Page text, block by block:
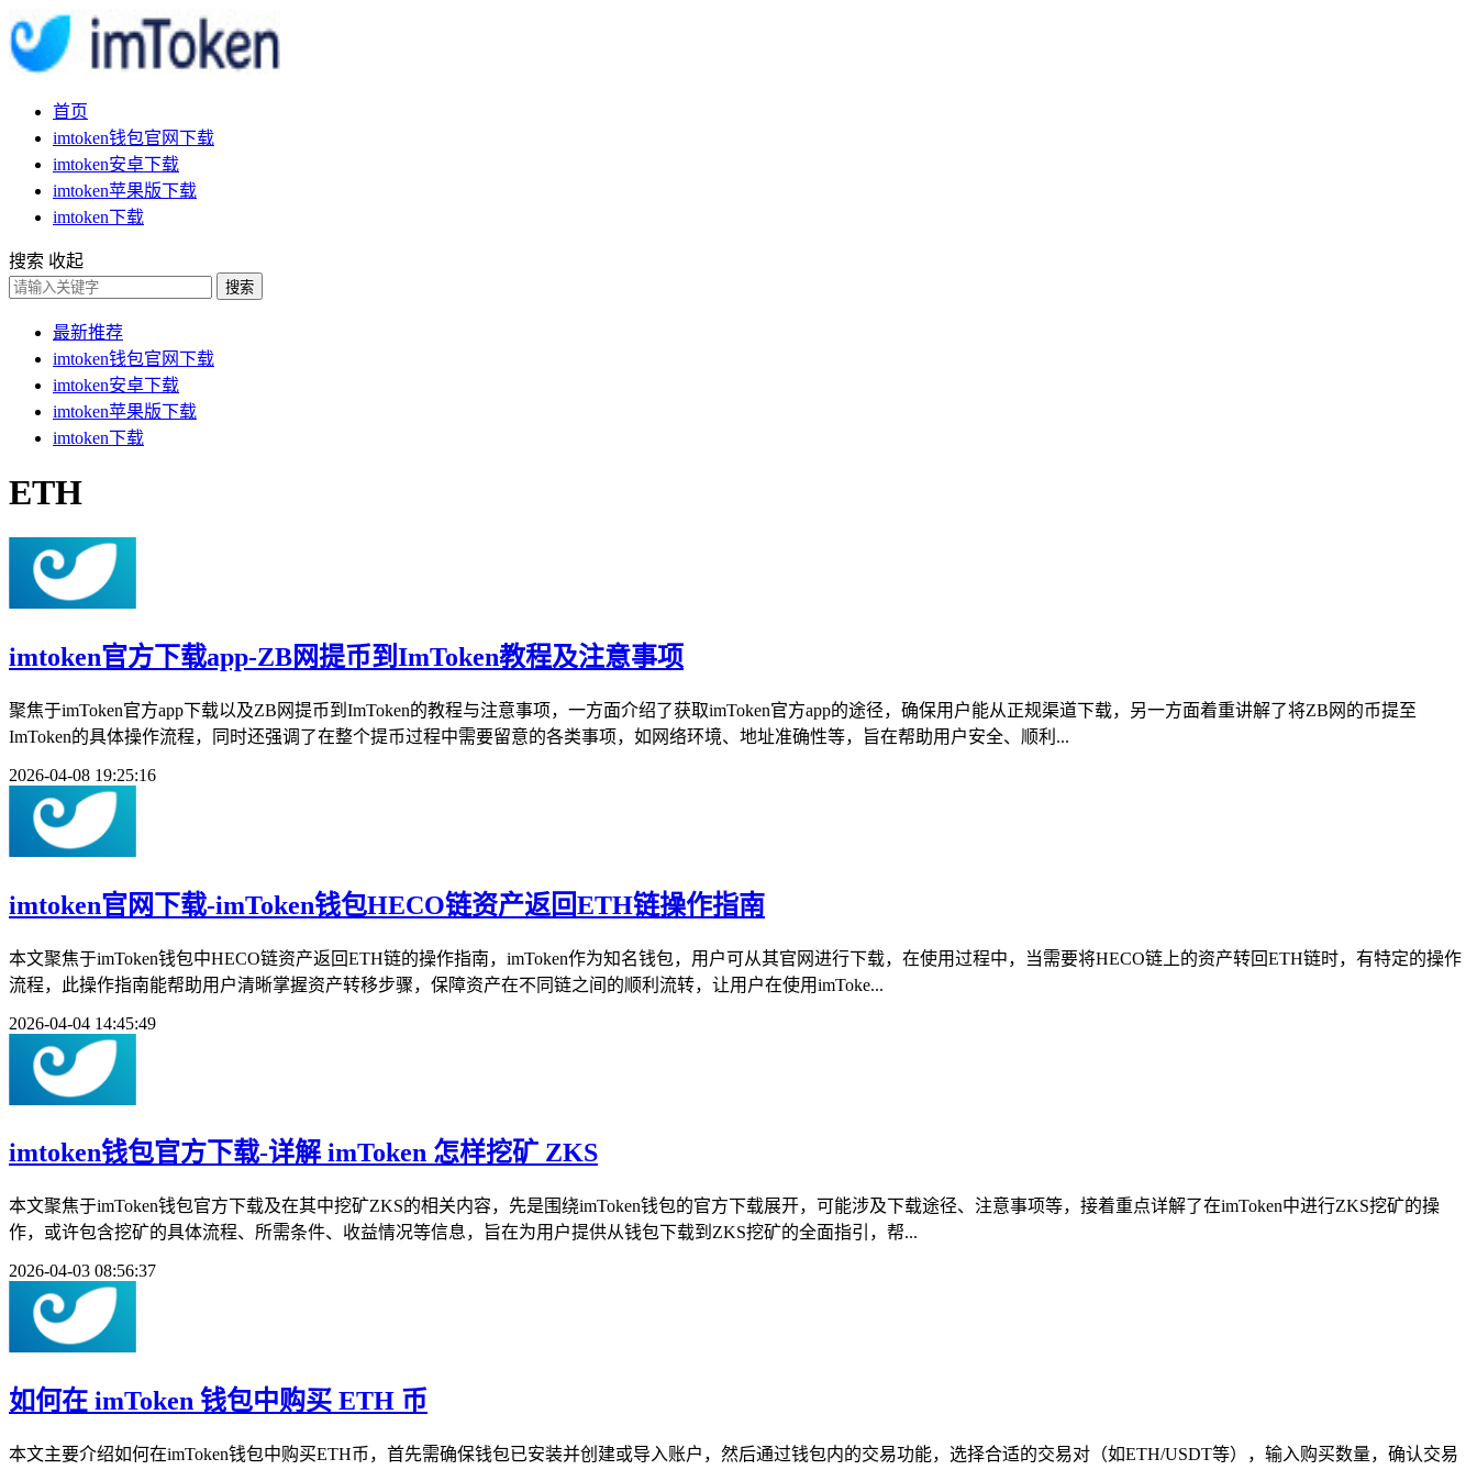
首页
imtoken钱包官网下载
imtoken安卓下载
imtoken苹果版下载
imtoken下载
搜索 收起
搜索
最新推荐
imtoken钱包官网下载
imtoken安卓下载
imtoken苹果版下载
imtoken下载
ETH
imtoken官方下载app-ZB网提币到ImToken教程及注意事项
聚焦于imToken官方app下载以及ZB网提币到ImToken的教程与注意事项，一方面介绍了获取imToken官方app的途径，确保用户能从正规渠道下载，另一方面着重讲解了将ZB网的币提至
ImToken的具体操作流程，同时还强调了在整个提币过程中需要留意的各类事项，如网络环境、地址准确性等，旨在帮助用户安全、顺利...
2026-04-08 19:25:16
imtoken官网下载-imToken钱包HECO链资产返回ETH链操作指南
本文聚焦于imToken钱包中HECO链资产返回ETH链的操作指南，imToken作为知名钱包，用户可从其官网进行下载，在使用过程中，当需要将HECO链上的资产转回ETH链时，有特定的操作
流程，此操作指南能帮助用户清晰掌握资产转移步骤，保障资产在不同链之间的顺利流转，让用户在使用imToke...
2026-04-04 14:45:49
imtoken钱包官方下载-详解 imToken 怎样挖矿 ZKS
本文聚焦于imToken钱包官方下载及在其中挖矿ZKS的相关内容，先是围绕imToken钱包的官方下载展开，可能涉及下载途径、注意事项等，接着重点详解了在imToken中进行ZKS挖矿的操
作，或许包含挖矿的具体流程、所需条件、收益情况等信息，旨在为用户提供从钱包下载到ZKS挖矿的全面指引，帮...
2026-04-03 08:56:37
如何在 imToken 钱包中购买 ETH 币
本文主要介绍如何在imToken钱包中购买ETH币，首先需确保钱包已安装并创建或导入账户，然后通过钱包内的交易功能，选择合适的交易对（如ETH/USDT等），输入购买数量，确认交易